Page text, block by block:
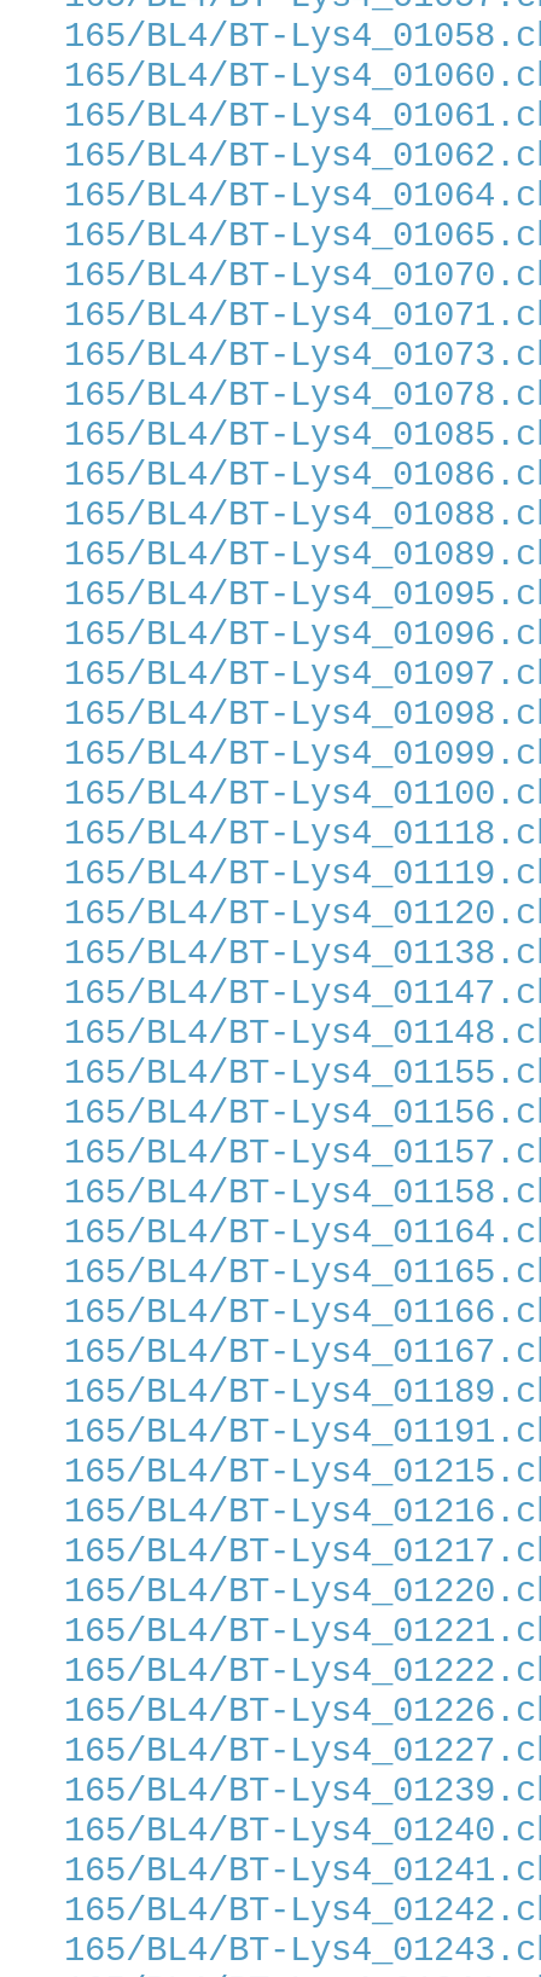
165/BL4/BT-
165/BL4/BT-
165/BL4/BT-
165/BL4/BT-
165/BL4/BT-
165/BL4/BT-
165/BL4/BT-
165/BL4/BT-
165/BL4/BT-
165/BL4/BT-
165/BL4/BT-
165/BL4/BT-
165/BL4/BT-
165/BL4/BT-
165/BL4/BT-
165/BL4/BT-
165/BL4/BT-
165/BL4/BT-
165/BL4/BT-
165/BL4/BT-
165/BL4/BT-
165/BL4/BT-
165/BL4/BT-
165/BL4/BT-
165/BL4/BT-
165/BL4/BT-
165/BL4/BT-
165/BL4/BT-
165/BL4/BT-
165/BL4/BT-
165/BL4/BT-
165/BL4/BT-
165/BL4/BT-
165/BL4/BT-
165/BL4/BT-
165/BL4/BT-
165/BL4/BT-
165/BL4/BT-
165/BL4/BT-
165/BL4/BT-
165/BL4/BT-
165/BL4/BT-
165/BL4/BT-
165/BL4/BT-
165/BL4/BT-
165/BL4/BT-
165/BL4/BT-
165/BL4/BT-
165/BL4/BT-